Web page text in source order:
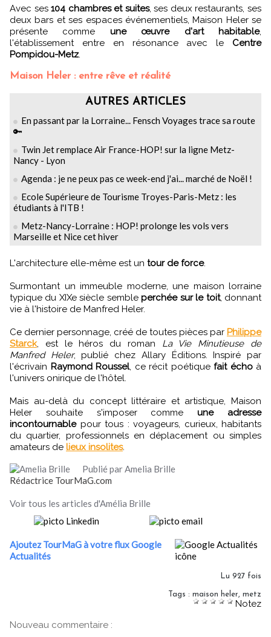
Avec ses104 chambres et suites, ses deux restaurants, ses
deux bars et ses espaces événementiels, Maison Heler se
présente comme une œuvre d'art habitable,
l'établissement entre en résonance avec le Centre
Pompidou-Metz.
Maison Heler : entre rêve et réalité
AUTRES ARTICLES
En passant par la Lorraine... Fensch Voyages trace sa route
🔑
Twin Jet remplace Air France-HOP! sur la ligne Metz-
Nancy - Lyon
Agenda : je ne peux pas ce week-end j'ai... marché de Noël !
Ecole Supérieure de Tourisme Troyes-Paris-Metz : les
étudiants à l'ITB !
Metz-Nancy-Lorraine : HOP! prolonge les vols vers
Marseille et Nice cet hiver
L'architecture elle-même est un tour de force.
Surmontant un immeuble moderne, une maison lorraine
typique du XIXe siècle sembleperchée sur le toit, donnant
vie à l'histoire de Manfred Heler.
Ce dernier personnage, créé de toutes pièces par Philippe
Starck, est le héros du roman La Vie Minutieuse de
Manfred Heler, publié chez Allary Éditions. Inspiré par
l'écrivain Raymond Roussel, ce récit poétique fait échoà
l'univers onirique de l'hôtel.
Mais au-delà du concept littéraire et artistique, Maison
Heler souhaite s'imposer commeune adresse
incontournablepour tous : voyageurs, curieux, habitants
du quartier, professionnels en déplacement ou simples
amateurs de lieux insolites.
Publié par Amelia Brille
Rédactrice TourMaG.com
Voir tous les articles d'Amélia Brille
Ajoutez TourMaG à votre flux Google
Actualités
Lu 927 fois
Tags : maison heler, metz
Notez
Nouveau commentaire :